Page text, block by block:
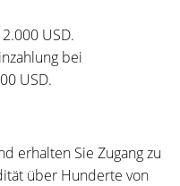
USD.
bei
USD.
erhalten Sie Zugang zu
über Hunderte von